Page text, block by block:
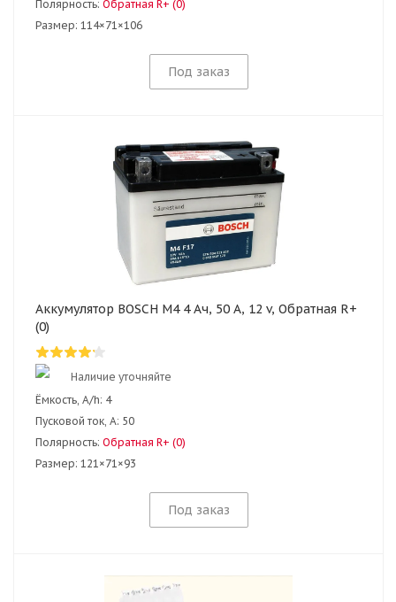
Полярность: Обратная R+ (0)
Размер: 114×71×106
Под заказ
Аккумулятор BOSCH M4 4 Ач, 50 А, 12 v, Обратная R+
(0)
Наличие уточняйте
Ёмкость, A/h: 4
Пусковой ток, А: 50
Полярность: Обратная R+ (0)
Размер: 121×71×93
Под заказ